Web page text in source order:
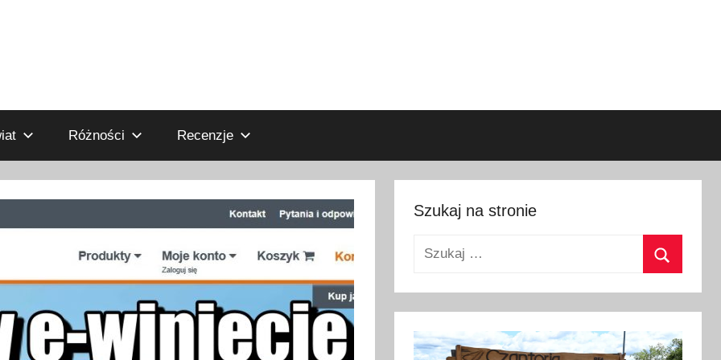
Różności Recenzje
Szukaj na stronie
Szukaj: